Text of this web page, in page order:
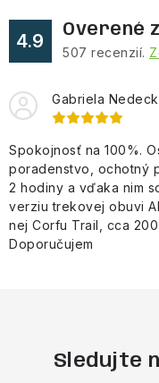
p
i
u
4.9
Overené
507 recenzií.
Gabriela
Spokojnosť na 100%.
poradenstvo, ochotný
2 hodiny a vďaka nim
verziu trekovej obuvi
nej Corfu Trail, cca
Doporučujem
Sledujte